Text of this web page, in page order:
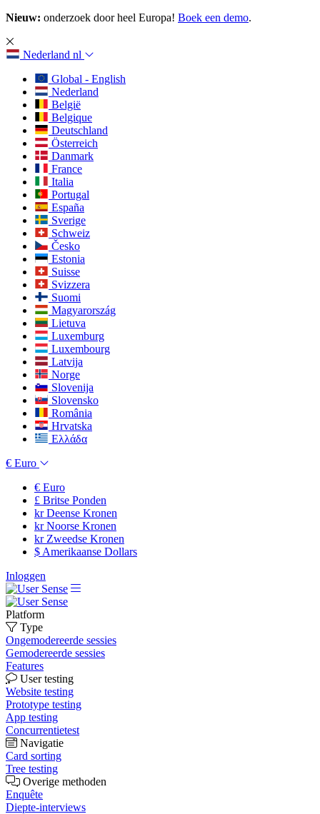
Nieuw: onderzoek door heel Europa! Boek een demo.
Nederland nl
Global - English
Nederland
België
Belgique
Deutschland
Österreich
Danmark
France
Italia
Portugal
España
Sverige
Schweiz
Česko
Estonia
Suisse
Svizzera
Suomi
Magyarország
Lietuva
Luxemburg
Luxembourg
Latvija
Norge
Slovenija
Slovensko
România
Hrvatska
Ελλάδα
€ Euro
€ Euro
£ Britse Ponden
krDeense Kronen
krNoorse Kronen
krZweedse Kronen
$ Amerikaanse Dollars
Inloggen
Platform
Type
Ongemodereerde sessies
Gemodereerde sessies
Features
User testing
Website testing
Prototype testing
App testing
Concurrentietest
Navigatie
Card sorting
Tree testing
Overige methoden
Enquête
Diepte-interviews